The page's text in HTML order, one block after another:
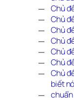
Chủ
Chủ
Chủ
Chủ
Chủ
Chủ
Chủ
biết